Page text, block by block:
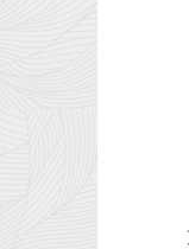
龙